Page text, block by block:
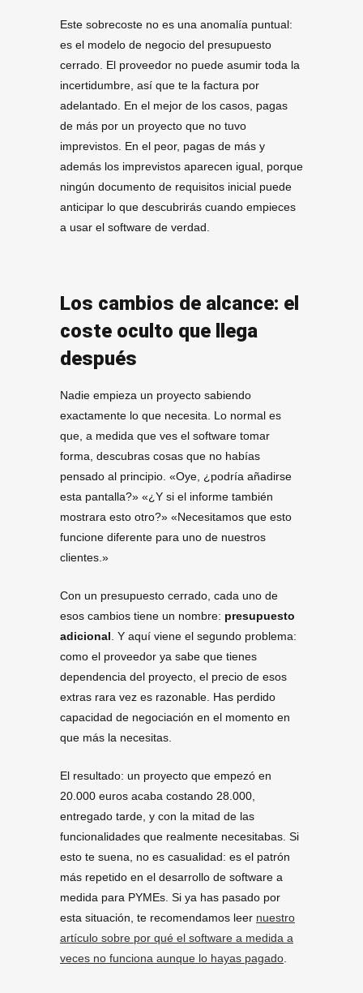
Este sobrecoste no es una anomalía puntual:
es el modelo de negocio del presupuesto
cerrado. El proveedor no puede asumir toda la
incertidumbre, así que te la factura por
adelantado. En el mejor de los casos, pagas
de más por un proyecto que no tuvo
imprevistos. En el peor, pagas de más y
además los imprevistos aparecen igual, porque
ningún documento de requisitos inicial puede
anticipar lo que descubrirás cuando empieces
a usar el software de verdad.
Los cambios de alcance: el
coste oculto que llega
después
Nadie empieza un proyecto sabiendo
exactamente lo que necesita. Lo normal es
que, a medida que ves el software tomar
forma, descubras cosas que no habías
pensado al principio. «Oye, ¿podría añadirse
esta pantalla?» «¿Y si el informe también
mostrara esto otro?» «Necesitamos que esto
funcione diferente para uno de nuestros
clientes.»
Con un presupuesto cerrado, cada uno de
esos cambios tiene un nombre: presupuesto
adicional . Y aquí viene el segundo problema:
como el proveedor ya sabe que tienes
dependencia del proyecto, el precio de esos
extras rara vez es razonable. Has perdido
capacidad de negociación en el momento en
que más la necesitas.
El resultado: un proyecto que empezó en
20.000 euros acaba costando 28.000,
entregado tarde, y con la mitad de las
funcionalidades que realmente necesitabas. Si
esto te suena, no es casualidad: es el patrón
más repetido en el desarrollo de software a
medida para PYMEs. Si ya has pasado por
esta situación, te recomendamos leer nuestro
artículo sobre por qué el software a medida a
veces no funciona aunque lo hayas pagado